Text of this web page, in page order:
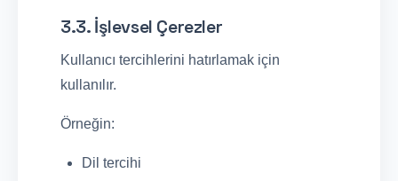
3.3. İşlevsel Çerezler
Kullanıcı tercihlerini hatırlamak için
kullanılır.
Örneğin:
Dil tercihi